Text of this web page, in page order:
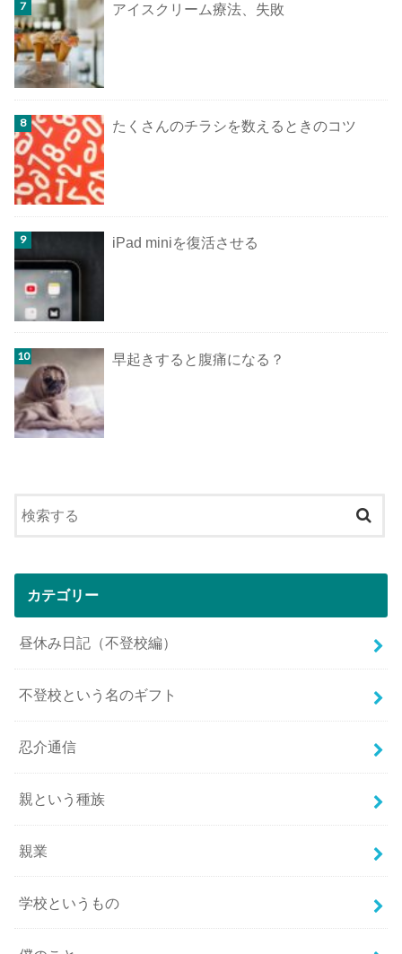
アイスクリーム療法、失敗
たくさんのチラシを数えるときのコツ
iPad miniを復活させる
早起きすると腹痛になる？
カテゴリー
昼休み日記（不登校編）
不登校という名のギフト
忍介通信
親という種族
親業
学校というもの